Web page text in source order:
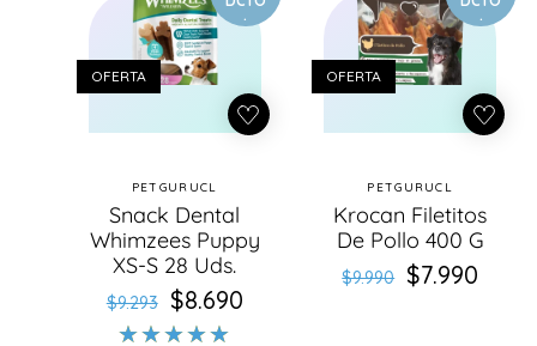
.
OFERTA
Proveedor:
PETGURUCL
Snack Dental
Whimzees Puppy
XS-S 28 Uds.
Precio
habitual
$9.293
Precio
de
$8.690
.
OFERTA
Proveedor:
PETGURUCL
Krocan Filetitos
De Pollo 400 G
Precio
$9.990
Precio
$7.990